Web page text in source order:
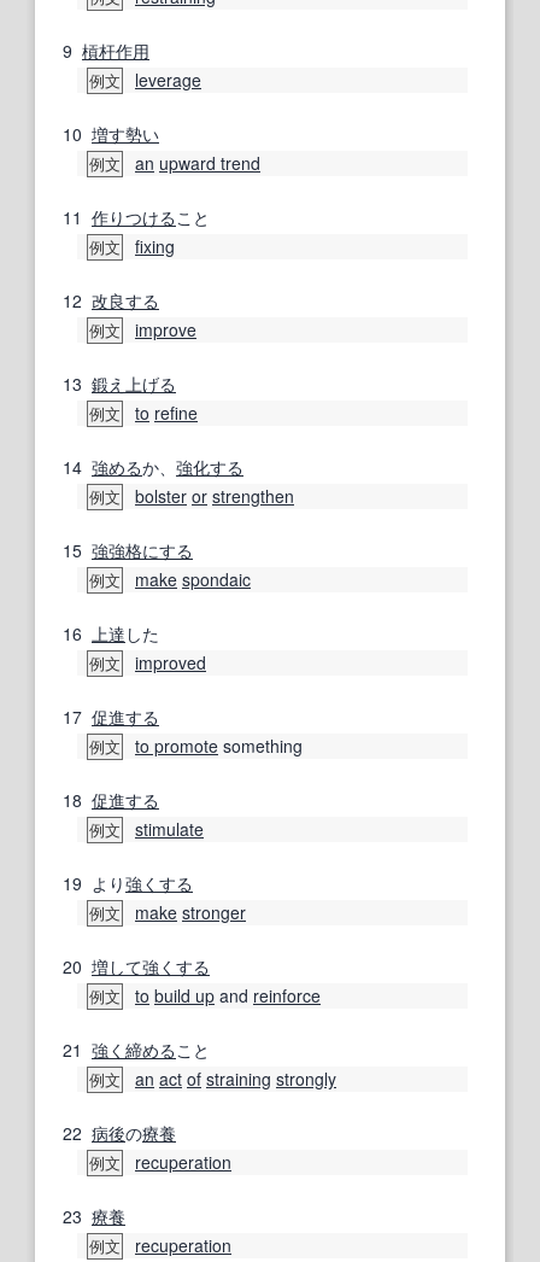
9 槓杆作用
例文 leverage
10 増す勢い
例文 an upward trend
11 作りつけること
例文 fixing
12 改良する
例文 improve
13 鍛え上げる
例文 to refine
14 強めるか、 強化する
例文 bolster or strengthen
15 強強格にする
例文 make spondaic
16 上達 した
例文 improved
17 促進する
例文 to promote something
18 促進する
例文 stimulate
19 より強くする
例文 make stronger
20 増して強くする
例文 to build up and reinforce
21 強く 締めること
例文 an act of straining strongly
22 病後の療養
例文 recuperation
23 療養
例文 recuperation